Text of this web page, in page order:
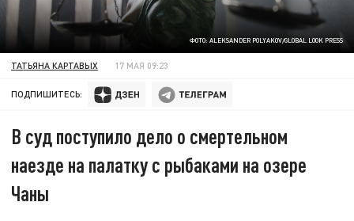
ФОТО: ALEKSANDER POLYAKOV/GLOBAL LOOK PRESS
ТАТЬЯНА КАРТАВЫХ 17 МАЯ 09:23
ПОДПИШИТЕСЬ:
В суд поступило дело о смертельном
наезде на палатку с рыбаками на озере
Чаны